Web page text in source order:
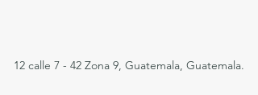
12 calle 7 - 42 Zona 9, Guatemala, Guatemala.